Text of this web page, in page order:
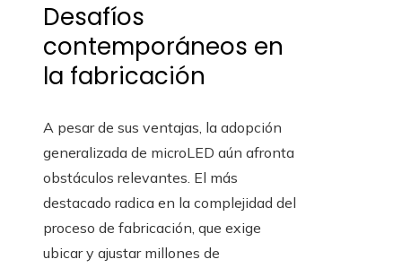
Desafíos
contemporáneos en
la fabricación
A pesar de sus ventajas, la adopción
generalizada de microLED aún afronta
obstáculos relevantes. El más
destacado radica en la complejidad del
proceso de fabricación, que exige
ubicar y ajustar millones de